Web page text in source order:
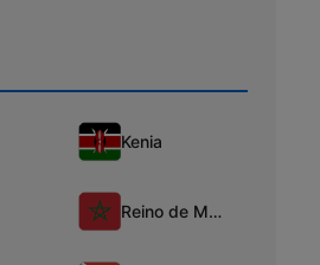
Kenia
Reino de Marruecos